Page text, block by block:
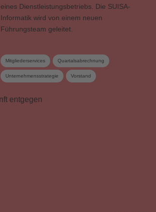
eines Dienstleistungsbetriebs. Die SUISA-
Informatik wird von einem neuen
Führungsteam geleitet.
Mitgliederservices Quartalsabrechnung
Unternehmensstrategie Vorstand